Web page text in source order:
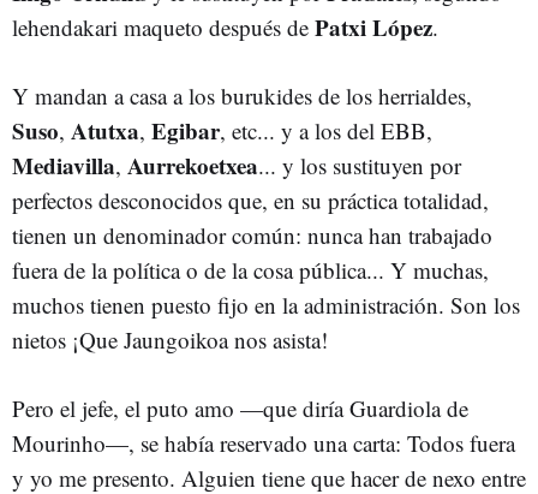
lehendakari maqueto después de Patxi López.
Y mandan a casa a los burukides de los herrialdes,
Suso, Atutxa, Egibar, etc... y a los del EBB,
Mediavilla, Aurrekoetxea... y los sustituyen por
perfectos desconocidos que, en su práctica totalidad,
tienen un denominador común: nunca han trabajado
fuera de la política o de la cosa pública... Y muchas,
muchos tienen puesto fijo en la administración. Son los
nietos ¡Que Jaungoikoa nos asista!
Pero el jefe, el puto amo —que diría Guardiola de
Mourinho—, se había reservado una carta: Todos fuera
y yo me presento. Alguien tiene que hacer de nexo entre